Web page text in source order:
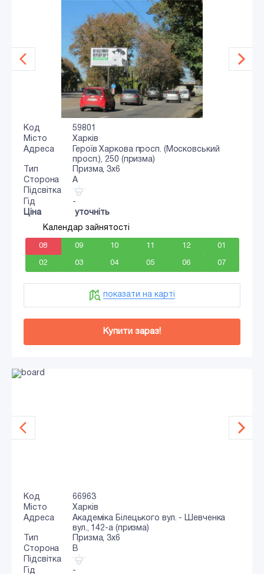
Код
59801
Місто
Харків
Адреса
Героїв Харкова просп. (Московський
просп.), 250 (призма)
Тип
Призма, 3x6
Сторона
A
Підсвітка
Гід
-
Ціна
уточніть
Календар зайнятості
08 09 10 11 12 01
02 03 04 05 06 07
показати на карті
Купити зараз!
Код
66963
Місто
Харків
Адреса
Академіка Білецького вул. - Шевченка
вул., 142-а (призма)
Тип
Призма, 3x6
Сторона
B
Підсвітка
Гід
-